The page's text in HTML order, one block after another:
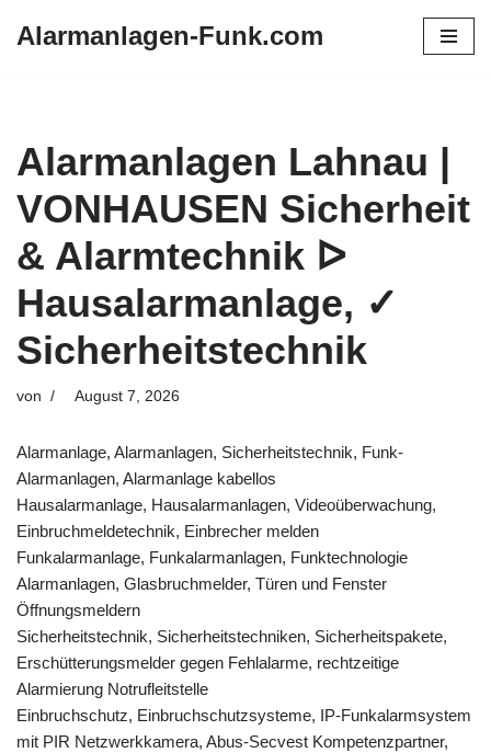
Alarmanlagen-Funk.com
Alarmanlagen Lahnau |
VONHAUSEN Sicherheit
& Alarmtechnik ᐅ
Hausalarmanlage, ✓
Sicherheitstechnik
von August 7, 2026
Alarmanlage, Alarmanlagen, Sicherheitstechnik, Funk-
Alarmanlagen, Alarmanlage kabellos
Hausalarmanlage, Hausalarmanlagen, Videoüberwachung,
Einbruchmeldetechnik, Einbrecher melden
Funkalarmanlage, Funkalarmanlagen, Funktechnologie
Alarmanlagen, Glasbruchmelder, Türen und Fenster
Öffnungsmeldern
Sicherheitstechnik, Sicherheitstechniken, Sicherheitspakete,
Erschütterungsmelder gegen Fehlalarme, rechtzeitige
Alarmierung Notrufleitstelle
Einbruchschutz, Einbruchschutzsysteme, IP-Funkalarmsystem
mit PIR Netzwerkkamera, Abus-Secvest Kompetenzpartner,